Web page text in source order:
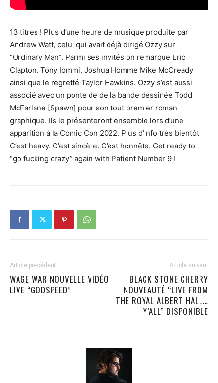
13 titres ! Plus d’une heure de musique produite par
Andrew Watt, celui qui avait déjà dirigé Ozzy sur
“Ordinary Man”. Parmi ses invités on remarque Eric
Clapton, Tony Iommi, Joshua Homme Mike McCready
ainsi que le regretté Taylor Hawkins. Ozzy s’est aussi
associé avec un ponte de de la bande dessinée Todd
McFarlane [Spawn] pour son tout premier roman
graphique. Ils le présenteront ensemble lors d’une
apparition à la Comic Con 2022. Plus d’info très bientôt
C’est heavy. C’est sincère. C’est honnête. Get ready to
“go fucking crazy” again with Patient Number 9 !
Article précédent
WAGE WAR NOUVELLE VIDÉO
LIVE “GODSPEED”
Article suivant
BLACK STONE CHERRY
NOUVEAUTÉ “LIVE FROM
THE ROYAL ALBERT HALL…
Y’ALL” DISPONIBLE